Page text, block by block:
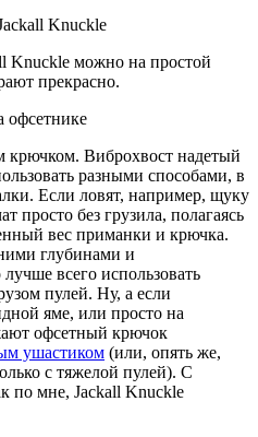
Knuckle можно на простой
прекрасно.
Виброхвост надетый
разными способами, в
Если ловят, например, щуку
просто без грузила, полагаясь
вес приманки и крючка.
глубинами и
всего использовать
пулей. Ну, а если
яме, или просто на
офсетный крючок
ушастиком (или, опять же,
с тяжелой пулей). С
по мне, Jackall Knuckle